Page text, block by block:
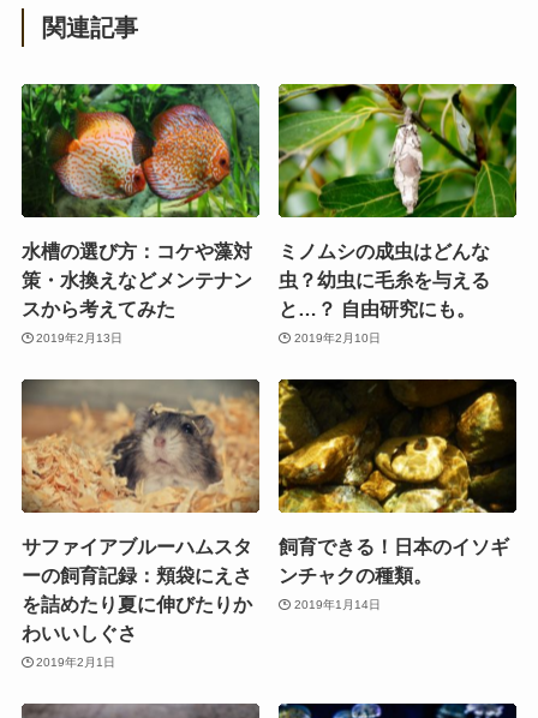
関連記事
水槽の選び方：コケや藻対
策・水換えなどメンテナン
スから考えてみた
2019年2月13日
ミノムシの成虫はどんな
虫？幼虫に毛糸を与える
と…？ 自由研究にも。
2019年2月10日
サファイアブルーハムスタ
ーの飼育記録：頬袋にえさ
を詰めたり夏に伸びたりか
わいいしぐさ
2019年2月1日
飼育できる！日本のイソギ
ンチャクの種類。
2019年1月14日